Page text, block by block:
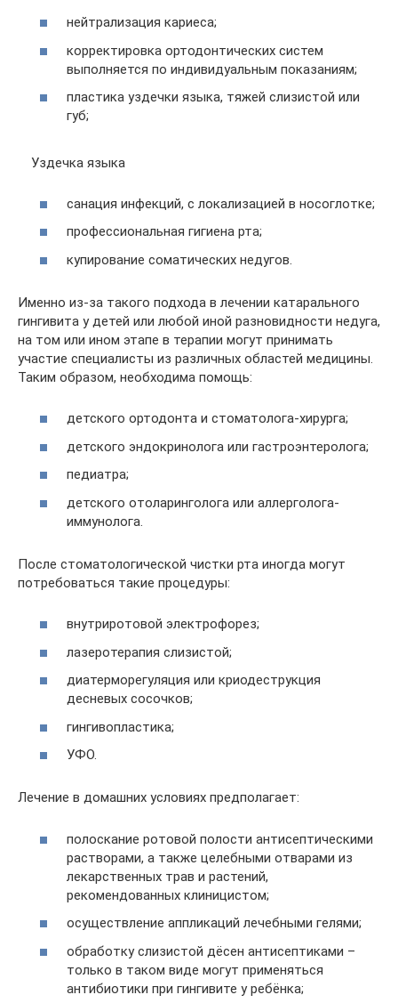
нейтрализация кариеса;
корректировка ортодонтических систем
выполняется по индивидуальным показаниям;
пластика уздечки языка, тяжей слизистой или
губ;
Уздечка языка
санация инфекций, с локализацией в носоглотке;
профессиональная гигиена рта;
купирование соматических недугов.
Именно из-за такого подхода в лечении катарального
гингивита у детей или любой иной разновидности недуга,
на том или ином этапе в терапии могут принимать
участие специалисты из различных областей медицины.
Таким образом, необходима помощь:
детского ортодонта и стоматолога-хирурга;
детского эндокринолога или гастроэнтеролога;
педиатра;
детского отоларинголога или аллерголога-
иммунолога.
После стоматологической чистки рта иногда могут
потребоваться такие процедуры:
внутриротовой электрофорез;
лазеротерапия слизистой;
диатерморегуляция или криодеструкция
десневых сосочков;
гингивопластика;
УФО.
Лечение в домашних условиях предполагает:
полоскание ротовой полости антисептическими
растворами, а также целебными отварами из
лекарственных трав и растений,
рекомендованных клиницистом;
осуществление аппликаций лечебными гелями;
обработку слизистой дёсен антисептиками –
только в таком виде могут применяться
антибиотики при гингивите у ребёнка;